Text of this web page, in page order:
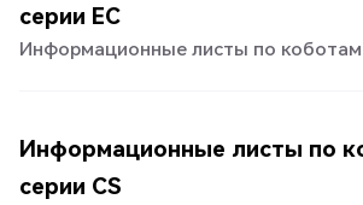
серии EC
Информационные листы по коботам
Информационные листы по
серии CS